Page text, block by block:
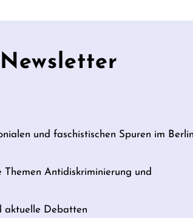
und faschistischen Spuren im
Antidiskriminierung und
aktuelle Debatten